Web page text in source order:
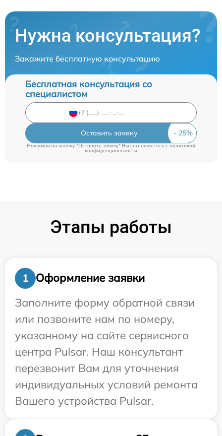
Нужна консультация?
Закажите бесплатную консультацию
Бесплатная консультация со
специалистом
Оставить заявку
Нажимая на кнопку "Оставить заявку" Вы соглашаетесь cполитикой
конфиденциальности
Этапы работы
1
Оформление заявки
Заполните форму обратной связи
или позвоните нам по номеру,
указанному на сайте сервисного
центра Pulsar. Наш консультант
перезвонит Вам для уточнения
индивидуальных условий ремонта
Вашего устройства Pulsar.